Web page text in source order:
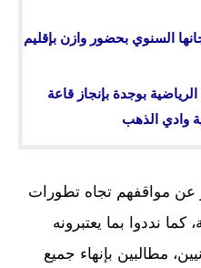
السنوي بحضور وازن بإقليم
بوجدة بإنجاز قاعة
وادي الذهب
عن مواقفهم تجاه تطورات
نددوا بما يعتبرونه
مطالبين بإنهاء جميع